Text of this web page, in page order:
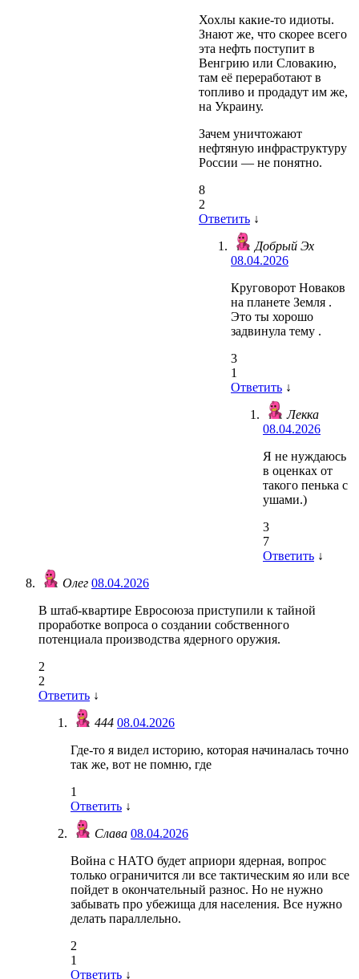
Хохлы какие-то идиоты.
Знают же, что скорее всего
эта нефть поступит в
Венгрию или Словакию,
там её переработают в
топливо и продадут им же,
на Украину.
Зачем уничтожают
нефтяную инфраструктуру
России — не понятно.
8
2
Ответить ↓
Добрый Эх
08.04.2026
Круговорот Новаков
на планете Земля .
Это ты хорошо
задвинула тему .
3
1
Ответить ↓
Лекка
08.04.2026
Я не нуждаюсь
в оценках от
такого пенька с
ушами.)
3
7
Ответить ↓
Олег 08.04.2026
В штаб-квартире Евросоюза приступили к тайной
проработке вопроса о создании собственного
потенциала производства ядерного оружия.
2
2
Ответить ↓
444 08.04.2026
Где-то я видел историю, которая начиналась точно
так же, вот не помню, где
1
Ответить ↓
Слава 08.04.2026
Война с НАТО будет априори ядерная, вопрос
только ограничится ли все тактическим яо или все
пойдет в окончательный разнос. Но не нужно
забывать про убежища для населения. Все нужно
делать параллельно.
2
1
Ответить ↓